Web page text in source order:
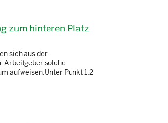
zum hinteren Platz
sich aus der
Arbeitgeber solche
aufweisen.Unter Punkt 1.2